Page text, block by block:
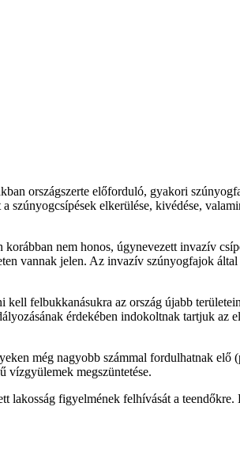
országszerte előforduló, gyakori
szúnyogcsípések elkerülése, kivédése,
nem honos, úgynevezett invazív
vannak jelen. Az invazív szúnyogfajok
felbukkanásukra az ország újabb
érdekében indokoltnak tartjuk az
még nagyobb számmal fordulhatnak elő
vízgyülemek megszüntetése.
lakosság figyelmének felhívását a teendőkre.